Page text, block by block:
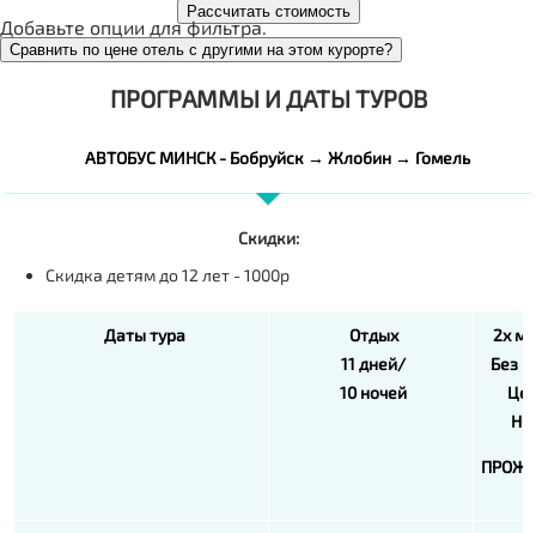
Рассчитать стоимость
Добавьте опции для фильтра.
Сравнить по цене отель с другими на этом курорте?
ПРОГРАММЫ И ДАТЫ ТУРОВ
АВТОБУС МИНСК - Бобруйск → Жлобин → Гомель
Скидки:
Скидка детям до 12 лет - 1000р
Даты тура
Отдых
11 дней/
10 ночей
2х
Без